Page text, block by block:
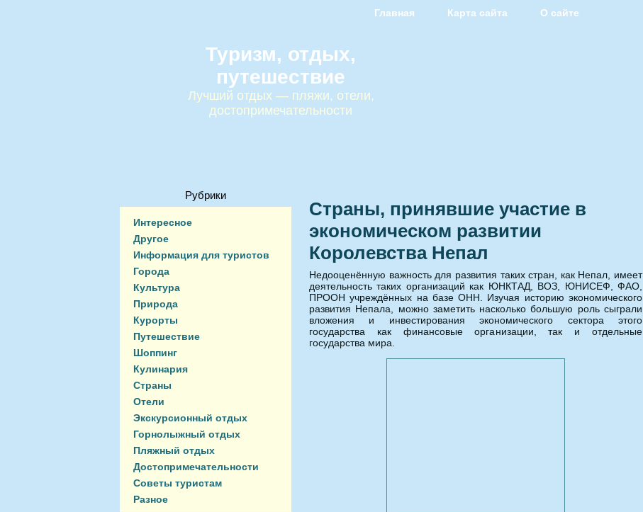
Главная Карта сайта О сайте
Туризм, отдых,
путешествие
Лучший отдых — пляжи, отели,
достопримечательности
Рубрики
Интересное
Другое
Информация для туристов
Города
Культура
Природа
Курорты
Путешествие
Шоппинг
Кулинария
Страны
Отели
Экскурсионный отдых
Горнолыжный отдых
Пляжный отдых
Достопримечательности
Советы туристам
Разное
Страны, принявшие участие в
экономическом развитии
Королевства Непал
Недооценённую важность для развития таких стран, как Непал, имеет
деятельность таких организаций как ЮНКТАД, ВОЗ, ЮНИСЕФ, ФАО,
ПРООН учреждённых на базе ОНН. Изучая историю экономического
развития Непала, можно заметить насколько большую роль сыграли
вложения и инвестирования экономического сектора этого
государства как финансовые организации, так и отдельные
государства мира.